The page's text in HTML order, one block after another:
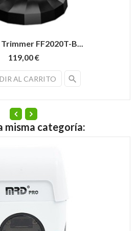
FF2020T-B...
119,00 €
AL CARRITO search
misma categoría: